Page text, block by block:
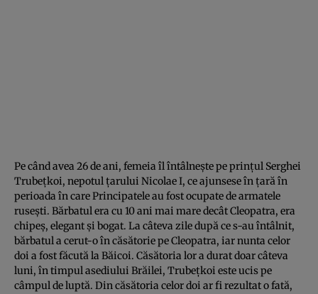
Pe când avea 26 de ani, femeia îl întâlneşte pe prinţul Serghei
Trubeţkoi, nepotul ţarului Nicolae I, ce ajunsese în ţară în
perioada în care Principatele au fost ocupate de armatele
ruseşti. Bărbatul era cu 10 ani mai mare decât Cleopatra, era
chipeş, elegant şi bogat. La câteva zile după ce s-au întâlnit,
bărbatul a cerut-o în căsătorie pe Cleopatra, iar nunta celor
doi a fost făcută la Băicoi. Căsătoria lor a durat doar câteva
luni, în timpul asediului Brăilei, Trubeţkoi este ucis pe
câmpul de luptă. Din căsătoria celor doi ar fi rezultat o fată,